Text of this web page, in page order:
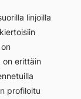
linjoilla
on erittäin
profiloitu